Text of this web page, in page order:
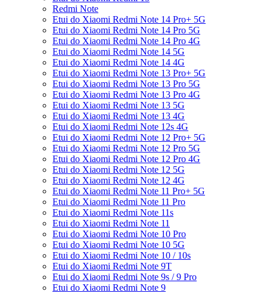
Redmi Note
Etui do Xiaomi Redmi Note 14 Pro+ 5G
Etui do Xiaomi Redmi Note 14 Pro 5G
Etui do Xiaomi Redmi Note 14 Pro 4G
Etui do Xiaomi Redmi Note 14 5G
Etui do Xiaomi Redmi Note 14 4G
Etui do Xiaomi Redmi Note 13 Pro+ 5G
Etui do Xiaomi Redmi Note 13 Pro 5G
Etui do Xiaomi Redmi Note 13 Pro 4G
Etui do Xiaomi Redmi Note 13 5G
Etui do Xiaomi Redmi Note 13 4G
Etui do Xiaomi Redmi Note 12s 4G
Etui do Xiaomi Redmi Note 12 Pro+ 5G
Etui do Xiaomi Redmi Note 12 Pro 5G
Etui do Xiaomi Redmi Note 12 Pro 4G
Etui do Xiaomi Redmi Note 12 5G
Etui do Xiaomi Redmi Note 12 4G
Etui do Xiaomi Redmi Note 11 Pro+ 5G
Etui do Xiaomi Redmi Note 11 Pro
Etui do Xiaomi Redmi Note 11s
Etui do Xiaomi Redmi Note 11
Etui do Xiaomi Redmi Note 10 Pro
Etui do Xiaomi Redmi Note 10 5G
Etui do Xiaomi Redmi Note 10 / 10s
Etui do Xiaomi Redmi Note 9T
Etui do Xiaomi Redmi Note 9s / 9 Pro
Etui do Xiaomi Redmi Note 9